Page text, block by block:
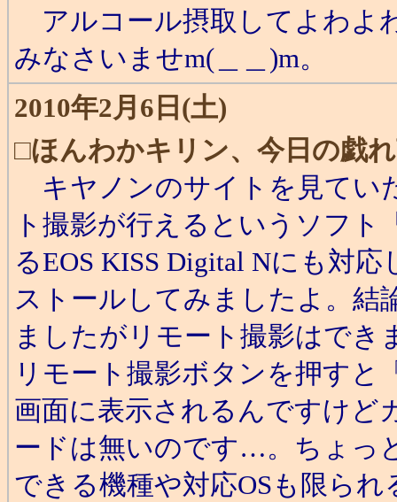
アルコール摂取してよわよ
みなさいませm(＿＿)m。
2010年2月6日(土)
□ほんわかキリン、今日の戯
キヤノンのサイトを見てい
ト撮影が行えるというソフ
るEOS KISS Digital Nにも対
ストールしてみましたよ。結
ましたがリモート撮影はでき
リモート撮影ボタンを押すと
画面に表示されるんですけど
ードは無いのです…。ちょっ
できる機種や対応OSも限ら